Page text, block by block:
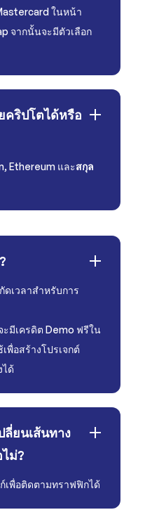
ในหน้า
จากนั้นจะมีตัวเลือก
คริปโตได้หรือ
Ethereum และสกุล
เวลาสำหรับการ
มีเครดิต Demo ฟรีใน
อสร้างโปรเจกต์
ได้
ยนเส้นทาง
ม่?
เพื่อติดตามทราฟฟิกได้